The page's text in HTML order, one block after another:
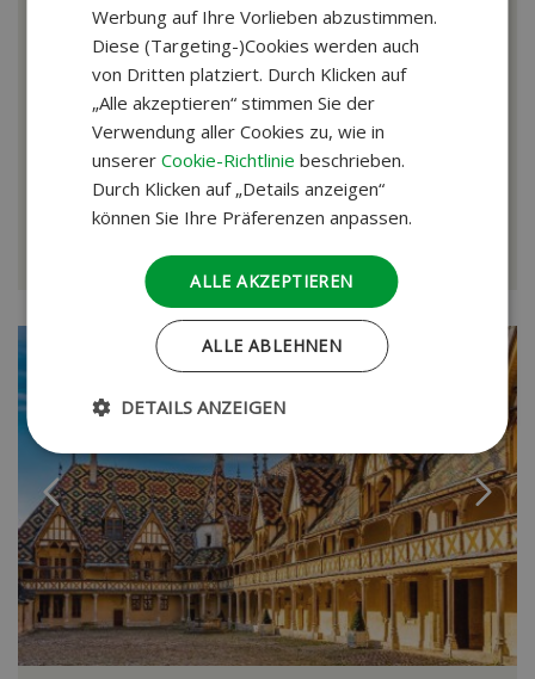
Buchungsalarm verfügbar
Reise ansehen
Zuzüglich 39 € pro Buchung (Reservierungskosten und SGR-Beitrag) bei 2
Werbung auf Ihre Vorlieben abzustimmen.
Diese (Targeting-)Cookies werden auch
von Dritten platziert. Durch Klicken auf
„Alle akzeptieren“ stimmen Sie der
Verwendung aller Cookies zu, wie in
unsererCookie-Richtlinie beschrieben.
Durch Klicken auf „Details anzeigen“
können Sie Ihre Präferenzen anpassen.
ALLE AKZEPTIEREN
ALLE ABLEHNEN
DETAILS ANZEIGEN